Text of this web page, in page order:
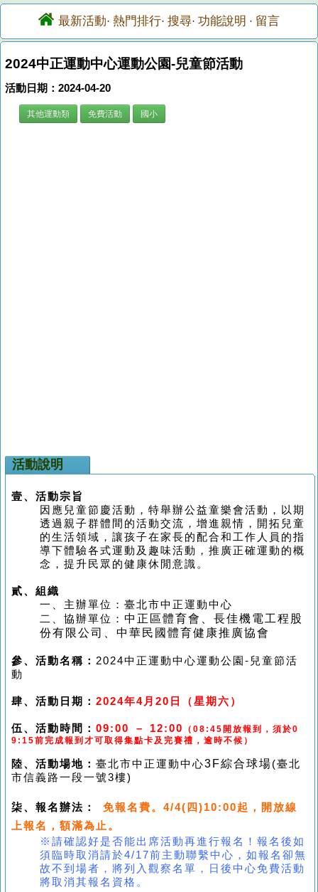
最新活動· 熱門排行· 搜尋· 功能說明 · 留言
2024中正運動中心運動公園-兒童節活動
活動日期：2024-04-20
其他運動類 免費活動 國小
活動說明
壹、 活動宗旨
因應兒童節慶活動，特舉辦公益童樂會活動，以期
透過親子群體間的活動交流，增進親情，開拓兒童
的生活領域，讓孩子在家長的配合和工作人員的指
導下體驗各式運動及趣味活動，推廣正確運動的概
念，提升民眾的健康休閒意識。
貳、 組織
一、 主辦單位：臺北市中正運動中心
二、 協辦單位： 中正區體育會、長佳機電工程股
份有限公司、中華民國體育健康推廣協會
參、 活動名稱： 2024中正運動中心運動公園-兒童節活
動
肆、 活動日期： 2024年4月20日 （星期六）
伍、 活動時間： 09:00 – 12:00 （08:45開放報到，須於0
9:15前完成報到才可取得集點卡及完賽禮，逾時不候）
陸、 活動場地： 臺北市中正運動中心3F綜合球場(臺北
市信義路一段一號3樓)
柒、報名辦法： 免報名費。 4/4(四)10:00起，
開放線
上報名，額滿為止。
※請確認好是否能出席活動再進行報名！報名後如
須臨時取消請於4/17前主動聯繫中心， 如報名卻無
故不到場者，將列入觀察名單，日後中心免費活動
將取消其報名資格。